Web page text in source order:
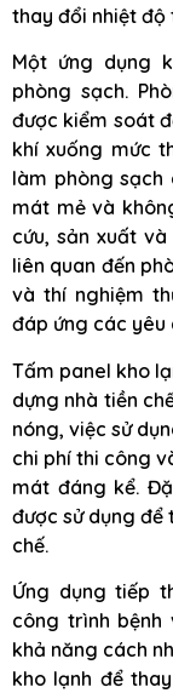
thay đổi nhiệt độ
Một ứng dụng
phòng sạch.
được kiểm soát
khí xuống mức
làm phòng
mát mẻ và
cứu, sản xuất
liên quan đến
và thí nghiệm
đáp ứng các yêu
Tấm panel kho
dựng nhà tiền
nóng, việc sử
chi phí thi công
mát đáng kể.
được sử dụng để
chế.
Ứng dụng tiếp
công trình bệnh
khả năng cách
kho lạnh để